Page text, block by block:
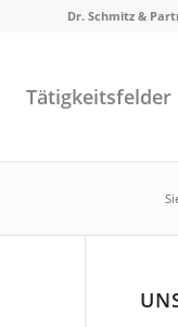
Dr. Schmitz &
Tätigkeitsfelder